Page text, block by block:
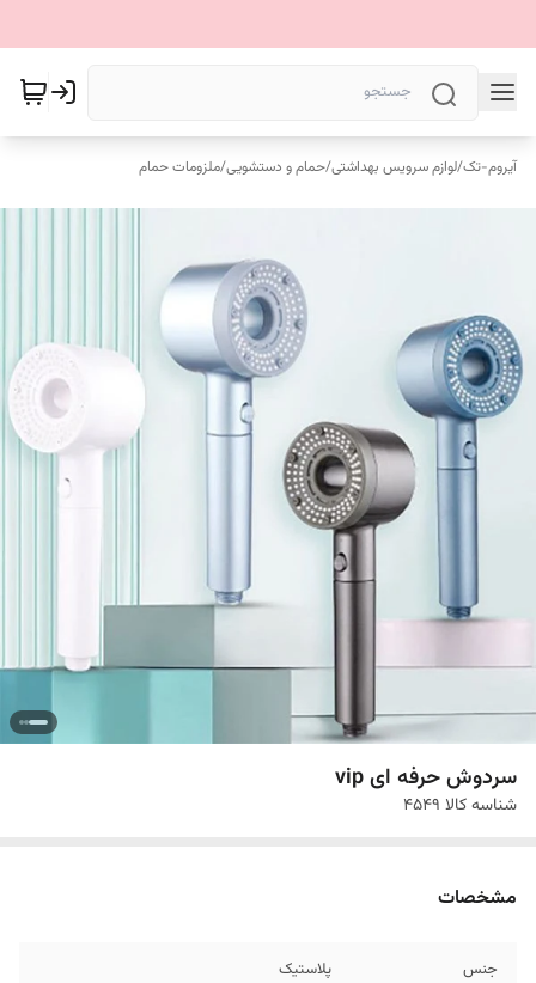
آیروم-تک/لوازم سرویس بهداشتی/حمام و دستشویی/ملزومات حمام
سردوش حرفه ای vip
شناسه کالا 4549
مشخصات
جنس پلاستیک